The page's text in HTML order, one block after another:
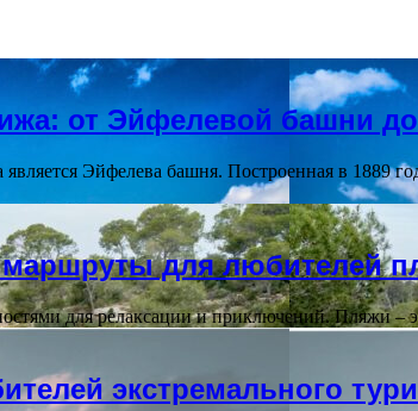
от Эйфелевой башни
Эйфелева башня. Построенная в 1889
для любителей
для релаксации и приключений. Пляжи –
экстремального